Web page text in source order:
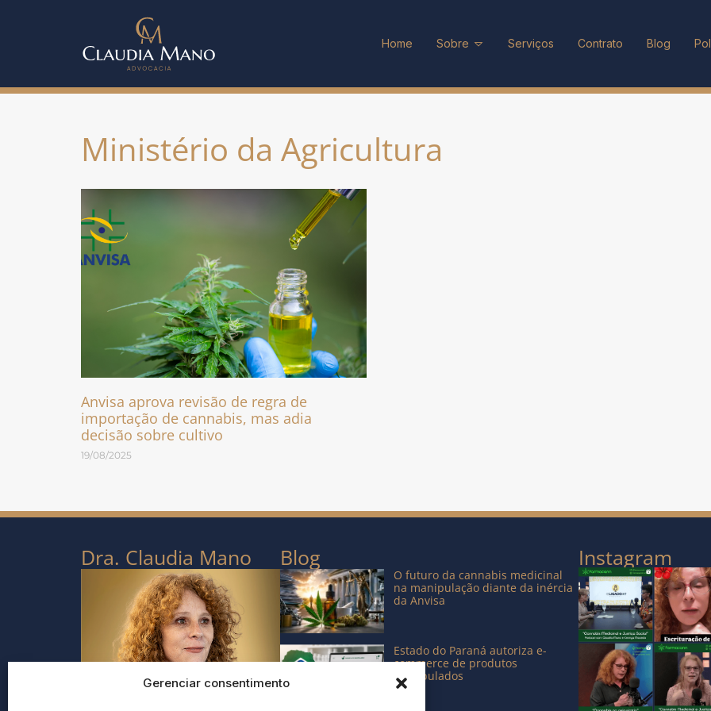
Gerenciar consentimento
Home Sobre Serviços Contrato Blog
Ministério da Agricultura
Anvisa aprova revisão de regra de
importação de cannabis, mas adia
decisão sobre cultivo
19/08/2025
Dra. Claudia Mano Blog
O futuro da cannabis medicinal
na manipulação diante da inércia
da Anvisa
Estado do Paraná autoriza e-
commerce de produtos
manipulados
Instagram